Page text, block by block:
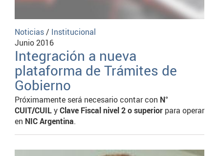
Noticias/ Institucional
Junio 2016
Integración a nueva
plataforma de Trámites de
Gobierno
Próximamente será necesario contar con N°
CUIT/CUILyClave Fiscal nivel 2 o superior para operar
en NIC Argentina.